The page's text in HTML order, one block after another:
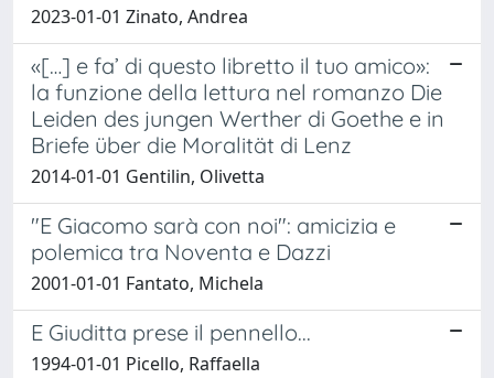
2023-01-01 Zinato, Andrea
«[…] e fa’ di questo libretto il tuo amico»:
la funzione della lettura nel romanzo Die
Leiden des jungen Werther di Goethe e in
Briefe über die Moralität di Lenz
2014-01-01 Gentilin, Olivetta
"E Giacomo sarà con noi": amicizia e
polemica tra Noventa e Dazzi
2001-01-01 Fantato, Michela
E Giuditta prese il pennello...
1994-01-01 Picello, Raffaella